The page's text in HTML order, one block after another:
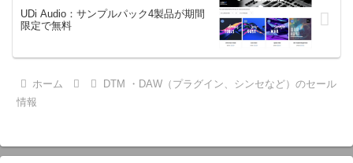
UDi Audio：サンプルパック4製品が期間
限定で無料
ホーム
DTM ・DAW（プラグイン、シンセなど）のセール
情報